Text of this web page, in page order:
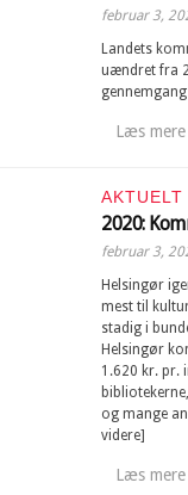
februar 3,
Landets
uændret fra
Læs mere
AKTUELT
2020:
februar 3,
Helsingør
mest til
stadig i
Helsingør
1.620 kr. pr.
og mange
videre]
Læs mere